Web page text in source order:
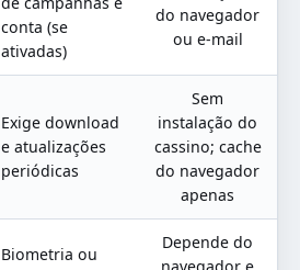
conta (se
ativadas)
do navegador
ou e-mail
Exige download
e atualizações
periódicas
Sem
instalação do
cassino; cache
do navegador
apenas
Biometria ou
Depende do